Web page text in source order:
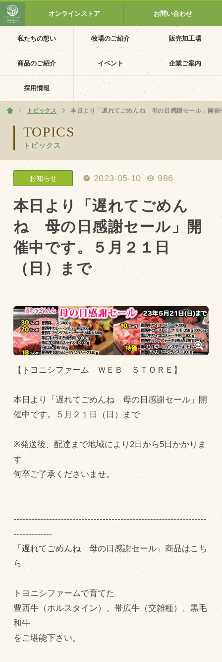
私たちの想い 牧場のご紹介 販売加工場
商品のご紹介 イベント 企業ご案内
採用情報
オンラインストア お問い合わせ
TOPICS
トピックス
ホーム
トピックス 本日より「遅れてごめんね 母の日感謝セール」開催
お知らせ 2023-05-10 986
本日より「遅れてごめん
ね 母の日感謝セール」開
催中です。５月２１日
（日）まで
【トヨニシファーム ＷＥＢ ＳＴＯＲＥ】
本日より「遅れてごめんね 母の日感謝セール」開
催中です。５月２１日（日）まで
※発送後、配達まで地域により2日から5日かかりま
す
何卒ご了承くださいませ。
-----------------------------------------------------------------
-------------
「遅れてごめんね 母の日感謝セール」商品はこち
ら
トヨニシファームで育てた
豊西牛（ホルスタイン）、帯広牛（交雑種）、黒毛
和牛
をご堪能下さい。
ホーム
私たちの想い
PV動画
イベントカレンダー
イベント一覧
採用情報
企業ご案内
会社概要・沿革
アクセス
トピックス（新着順）
お知らせ
お客様の声
オリジナル投稿レシピ
十勝帯広の観光
採用情報
blog
牧場の仕事
牧場の仕事
飼育している牛について
環境・堆肥リサイクル
食肉加工場を新設
衛生管理体制
業務管理体制
品質管理体制
最新の設備
瑕疵とは